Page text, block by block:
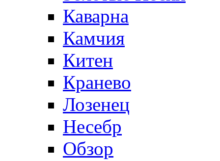
Каварна
Камчия
Китен
Кранево
Лозeнец
Несебр
Обзор